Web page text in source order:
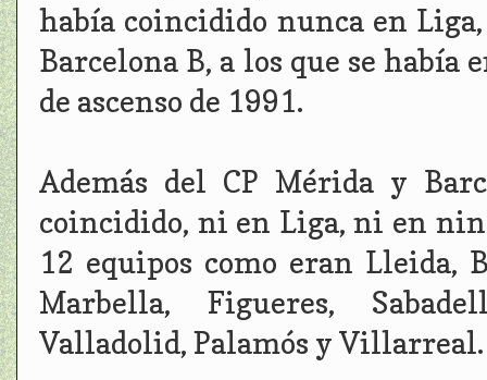
había coincidido nunca en
Barcelona B, a los que se
de ascenso de 1991.
Además del CP Mérida y
coincidido, ni en Liga, ni en
12 equipos como eran Lleida,
Marbella, Figueres,
Valladolid, Palamós y Villarreal.